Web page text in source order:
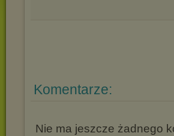
Komentarze:
Nie ma jeszcze żadnego